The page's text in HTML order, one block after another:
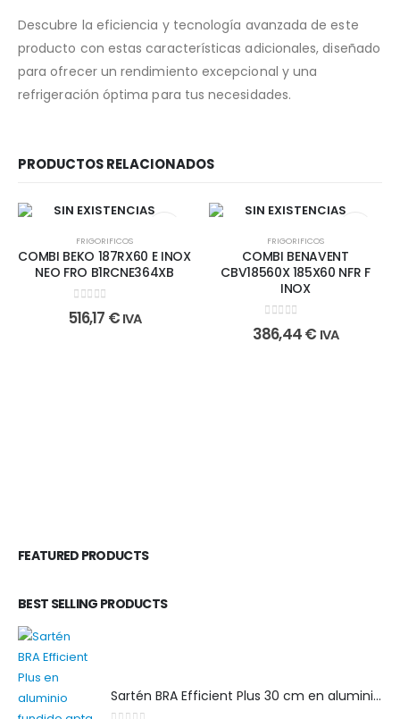
Descubre la eficiencia y tecnología avanzada de este
producto con estas características adicionales, diseñado
para ofrecer un rendimiento excepcional y una
refrigeración óptima para tus necesidades.
PRODUCTOS RELACIONADOS
SIN EXISTENCIAS
FRIGORIFICOS
COMBI BEKO 187RX60 E INOX
NEO FRO B1RCNE364XB
0out of 5
516,17 € IVA
SIN EXISTENCIAS
FRIGORIFICOS
COMBI BENAVENT
CBV18560X 185X60 NFR F
INOX
0 out of 5
386,44€ IVA
FEATURED PRODUCTS
BEST SELLING PRODUCTS
Sartén BRA Efficient Plus 30 cm en aluminio fundido apta para cualquier tipo de cocina